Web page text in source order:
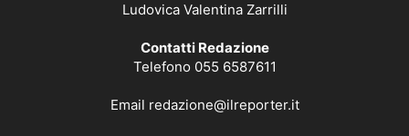
Ludovica Valentina Zarrilli
Contatti Redazione
Telefono 055 6587611
Email redazione@ilreporter.it